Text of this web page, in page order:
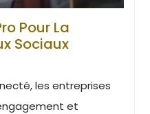
Pour La
Sociaux
les entreprises
et